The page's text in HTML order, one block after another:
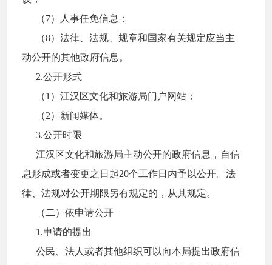
（7）人事任免信息；
（8）法律、法规、规章和国家有关规定应当主
动公开的其他政府信息。
2.公开形式
（1）江汉区文化和旅游局门户网站；
（2）新闻媒体。
3.公开时限
江汉区文化和旅游局主动公开的政府信息，自信
息形成或者变更之日起20个工作日内予以公开。法
律、法规对公开期限另有规定的，从其规定。
（二）依申请公开
1.申请的提出
公民、法人或者其他组织可以向本局提出政府信